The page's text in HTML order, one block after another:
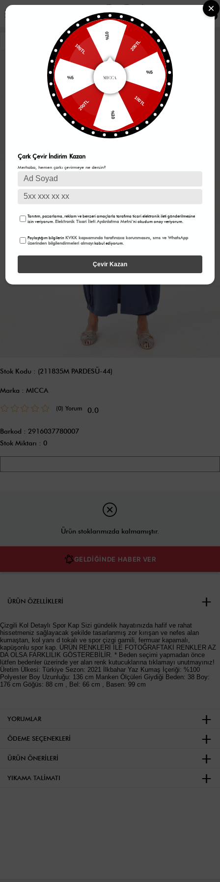
0
Stok Kodu (211835M PARDESÜ-44)
Marka : MICCA
(0) 0.0
Barkod : 2916037780007
Stok Miktarı : 0
Ürün stoklarımızda kalmamıştır.
GELDİĞİNDE HABER VER
ÜRÜN ÖZELLIKLERI
Çizgili Kol Detaylı Spor Kap Sizi gündelik hayatınızda hafif ve rahat
hissetmeniz sağlayacak şekilde tasarlanmış zor kırışan ve nefes alan
kumaştan, kol yanı d tokalı ve spor çizgi garnili, fermuar kapamalı,
kapüşonlu spor kap. ÜRÜN RENKLERİ İLE FOTOĞRAFTAKİ RENKLER AZ
DA OLSA FARKLILIK GÖSTEREBİLİR. * Beden seçimi yapmadan önce
lütfen bedenler üzerinde yer alan renk kutucuklarına tıklamayı unutmayınız!
Üretim Ülkesi: Türkiye Sezon: 2021 İlkbahar Yaz Kumaş İçeriği: %100
Polyester Boy Uzunluğu: 136 cm Manken Ölçüleri Giydiği Beden: 38 Boy:
176 cm Göğüs: 88 cm , Bel: 66 cm , Basen: 99 cm
YORUMLAR
ÖDEME SEÇENEKLERI
ÜRÜN ÖNERILERI
YIKAMA TALIMATI
%10
200TL
%5
100TL
%10
200TL
%5
100TL
Çark Çevir İndirim Kazan
Merhaba, hemen çarkı çevirmeye ne dersin?
Tanıtım, pazarlama, reklam ve benzeri amaçlarla tarafıma ticari elektronik ileti gönderilmesine
izin veriyorum.Elektronik Ticari İleti Aydınlatma Metni 'ni okudum onay veriyorum.
Paylaştığım bilgilerinKVKK kapsamında tarafınızca korunmasını, sms ve WhatsApp
üzerinden bilgilendirmeleri almayı kabul ediyorum.
Çevir Kazan